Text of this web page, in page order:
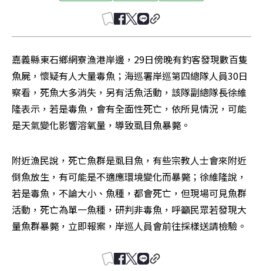
嘉義縣東石鄉網寮漁港岸邊，29日傍晚有釣客發現數百隻
魚屍，懷疑有人大量毒魚；海巡署岸巡第四總隊人員30日
察看，死魚大多消失，另有活魚活動，該隊副總隊長徐維
隆表示，若是毒魚，會有全面性死亡，依所見情況，可能
是天氣變化影響溶氧量，導致虱目魚暴斃。
附近漁民說，死亡魚群是虱目魚，有些宗教人士會來附近
倒魚放生，有可能是不適應環境變化而暴斃；徐維隆說，
若是毒魚，不論大小、魚種，都會死亡，但現場可見魚群
活動，死亡為單一魚種，研判非毒魚，呼籲民眾若發現大
量魚群暴斃，立即報案，岸巡人員會前往採樣送請檢驗。